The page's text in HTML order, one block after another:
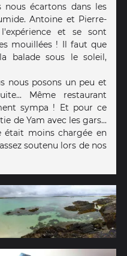
nous écartons dans les
Antoine et Pierre-
et se sont
mouillées ! Il faut que
balade sous le soleil,
nous posons un peu et
Même restaurant
sympa ! Et pour ce
de Yam avec les gars...
était moins chargée en
soutenu lors de nos